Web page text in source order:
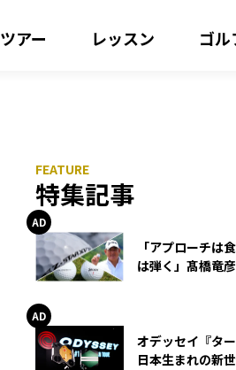
ツアー レッスン ゴル
特集記事
「アプローチは
は弾く」髙橋竜
オデッセイ『タ
日本生まれの新